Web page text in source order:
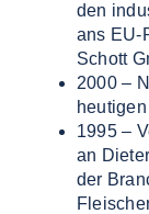
den
ans EU-
Schott
2000 –
1995 –
an
der